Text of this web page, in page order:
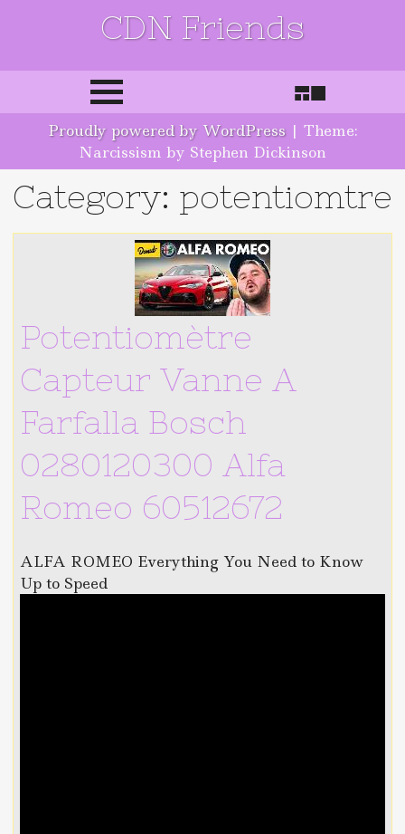
CDN Friends
Skip to content
Proudly powered by WordPress | Theme:
Narcissism by Stephen Dickinson
Category: potentiomtre
Potentiomètre
Capteur Vanne A
Farfalla Bosch
0280120300 Alfa
Romeo 60512672
ALFA ROMEO Everything You Need to Know
Up to Speed